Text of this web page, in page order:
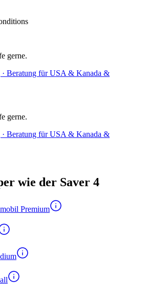
gerne.
· Beratung für USA & Kanada &
gerne.
· Beratung für USA & Kanada &
wie der Saver 4
Premium